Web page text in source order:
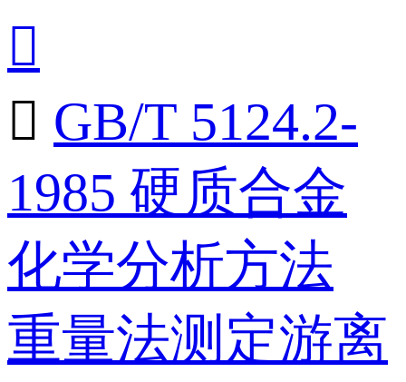

 GB/T 5124.2-
1985 硬质合金
化学分析方法
重量法测定游离